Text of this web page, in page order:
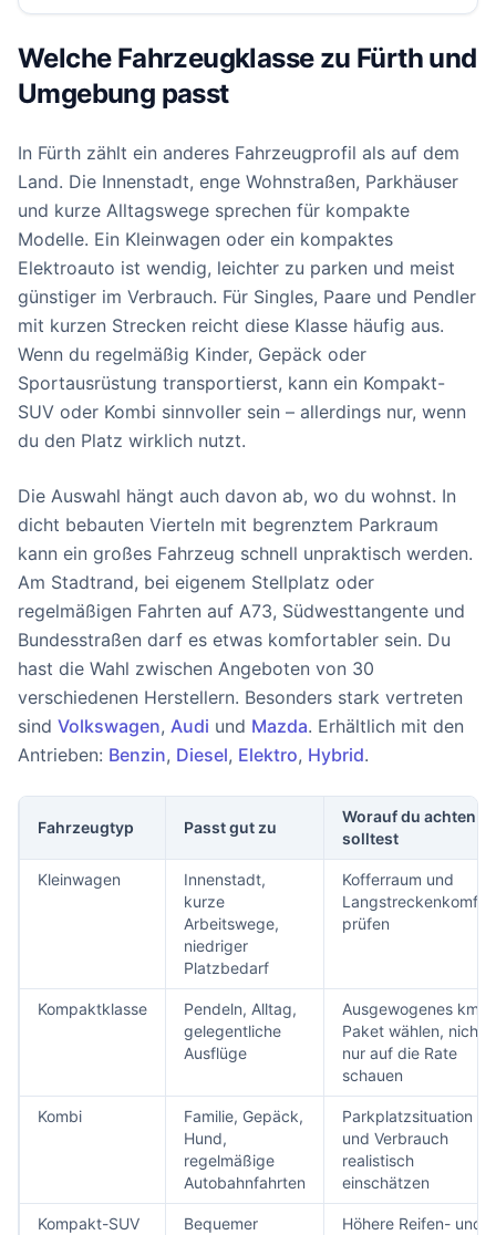
Welche Fahrzeugklasse zu Fürth und
Umgebung passt
In Fürth zählt ein anderes Fahrzeugprofil als auf dem
Land. Die Innenstadt, enge Wohnstraßen, Parkhäuser
und kurze Alltagswege sprechen für kompakte
Modelle. Ein Kleinwagen oder ein kompaktes
Elektroauto ist wendig, leichter zu parken und meist
günstiger im Verbrauch. Für Singles, Paare und Pendler
mit kurzen Strecken reicht diese Klasse häufig aus.
Wenn du regelmäßig Kinder, Gepäck oder
Sportausrüstung transportierst, kann ein Kompakt-
SUV oder Kombi sinnvoller sein – allerdings nur, wenn
du den Platz wirklich nutzt.
Die Auswahl hängt auch davon ab, wo du wohnst. In
dicht bebauten Vierteln mit begrenztem Parkraum
kann ein großes Fahrzeug schnell unpraktisch werden.
Am Stadtrand, bei eigenem Stellplatz oder
regelmäßigen Fahrten auf A73, Südwesttangente und
Bundesstraßen darf es etwas komfortabler sein. Du
hast die Wahl zwischen Angeboten von 30
verschiedenen Herstellern. Besonders stark vertreten
sind Volkswagen, Audi und Mazda. Erhältlich mit den
Antrieben: Benzin, Diesel, Elektro, Hybrid.
Fahrzeugtyp Passt gut zu
Worauf du achten
solltest
Kleinwagen
Innenstadt,
kurze
Arbeitswege,
niedriger
Platzbedarf
Kofferraum und
prüfen
Kompaktklasse
Pendeln, Alltag,
gelegentliche
Ausflüge
Ausgewogenes km-
Paket wählen, nicht
nur auf die Rate
schauen
Kombi
Familie, Gepäck,
Hund,
regelmäßige
Autobahnfahrten
Parkplatzsituation
und Verbrauch
realistisch
einschätzen
Kompakt-SUV
Bequemer
Höhere Reifen- und